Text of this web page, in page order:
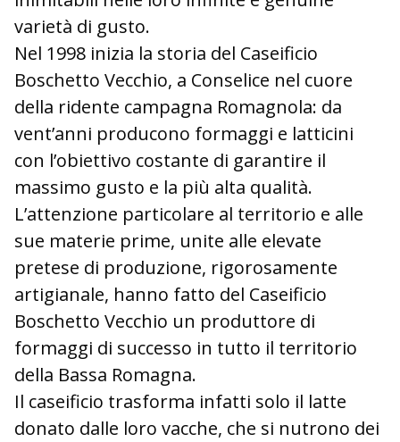
varietà di gusto.
Nel 1998 inizia la storia del Caseificio
Boschetto Vecchio, a Conselice nel cuore
della ridente campagna Romagnola: da
vent’anni producono formaggi e latticini
con l’obiettivo costante di garantire il
massimo gusto e la più alta qualità.
L’attenzione particolare al territorio e alle
sue materie prime, unite alle elevate
pretese di produzione, rigorosamente
artigianale, hanno fatto del Caseificio
Boschetto Vecchio un produttore di
formaggi di successo in tutto il territorio
della Bassa Romagna.
Il caseificio trasforma infatti solo il latte
donato dalle loro vacche, che si nutrono dei